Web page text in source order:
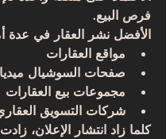
فرص البيع.
الأفضل نشر العقار في عدة
مواقع العقارات
صفحات السوشيال ميديا
مجموعات بيع العقارات
شركات التسويق
كلما زاد انتشار الإعلان،